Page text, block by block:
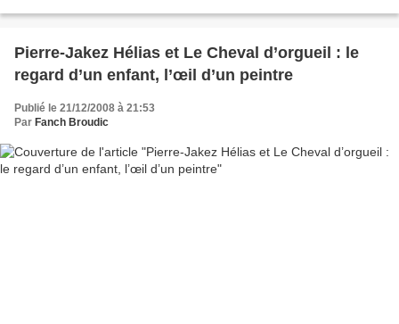
Pierre-Jakez Hélias et Le Cheval d’orgueil : le
regard d’un enfant, l’œil d’un peintre
Publié le 21/12/2008 à 21:53
Par Fanch Broudic